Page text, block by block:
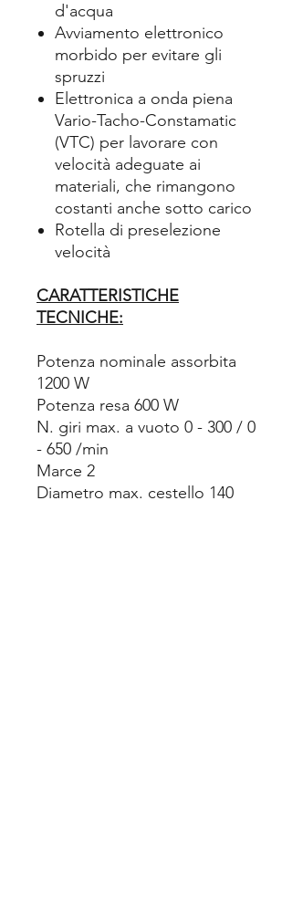
d'acqua
Avviamento elettronico
morbido per evitare gli
spruzzi
Elettronica a onda piena
Vario-Tacho-Constamatic
(VTC) per lavorare con
velocità adeguate ai
materiali, che rimangono
costanti anche sotto carico
Rotella di preselezione
velocità
CARATTERISTICHE
TECNICHE:
Potenza nominale assorbita
1200 W
Potenza resa 600 W
N. giri max. a vuoto 0 - 300 / 0
- 650 /min
Marce 2
Diametro max. cestello 140